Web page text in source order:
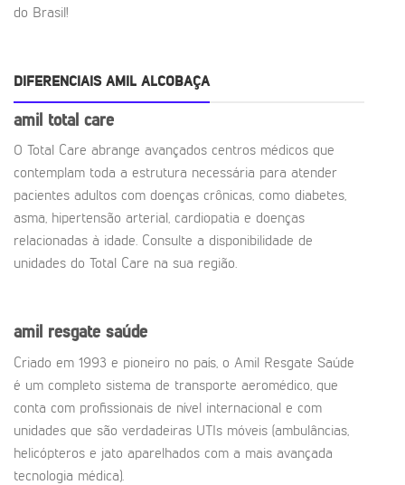
do Brasil!
DIFERENCIAIS AMIL ALCOBAÇA
amil total care
O Total Care abrange avançados centros médicos que
contemplam toda a estrutura necessária para atender
pacientes adultos com doenças crônicas, como diabetes,
asma, hipertensão arterial, cardiopatia e doenças
relacionadas à idade. Consulte a disponibilidade de
unidades do Total Care na sua região.
amil resgate saúde
Criado em 1993 e pioneiro no país, o Amil Resgate Saúde
é um completo sistema de transporte aeromédico, que
conta com profissionais de nível internacional e com
unidades que são verdadeiras UTIs móveis (ambulâncias,
helicópteros e jato aparelhados com a mais avançada
tecnologia médica).